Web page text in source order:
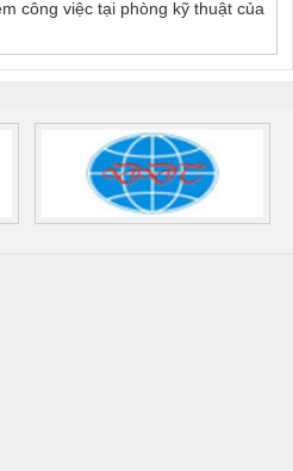
công việc tại phòng kỹ thuật của